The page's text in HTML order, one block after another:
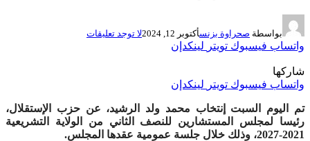
بواسطة صحراوة بزنسأكتوبر 12, 2024 لا توجد تعليقات
واتساب فيسبوك تويتر لينكدإن
شاركها
واتساب فيسبوك تويتر لينكدإن
تم اليوم السبت إنتخاب محمد ولد الرشيد، عن حزب الإستقلال،
رئيسا لمجلس المستشارين للنصف الثاني من الولاية التشريعية
2021-2027، وذلك خلال جلسة عمومية عقدها المجلس.